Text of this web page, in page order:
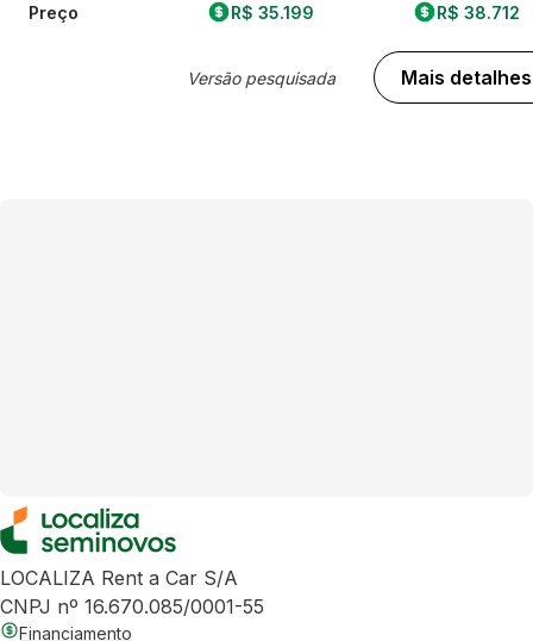
Preço R$ 35.199
Versão pesquisada
R$ 38.712
Mais detalhes
LOCALIZA Rent a Car S/A
CNPJ nº 16.670.085/0001-55
Financiamento